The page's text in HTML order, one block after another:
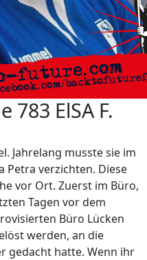
783 ElSA F.
Jahrelang musste sie im
Petra verzichten. Diese
vor Ort. Zuerst im Büro,
Tagen vor dem
Büro Lücken
werden, an die
gedacht hatte. Wenn ihr